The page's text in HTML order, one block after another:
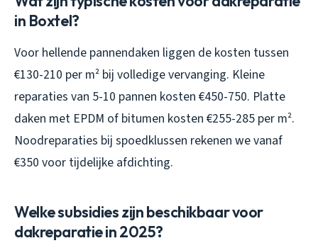
in Boxtel?
Voor hellende pannendaken liggen de kosten tussen
€130-210 per m² bij volledige vervanging. Kleine
reparaties van 5-10 pannen kosten €450-750. Platte
daken met EPDM of bitumen kosten €255-285 per m².
Noodreparaties bij spoedklussen rekenen we vanaf
€350 voor tijdelijke afdichting.
Welke subsidies zijn beschikbaar voor
dakreparatie in 2025?